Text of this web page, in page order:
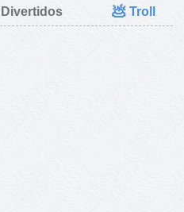
Divertidos 💩 Troll